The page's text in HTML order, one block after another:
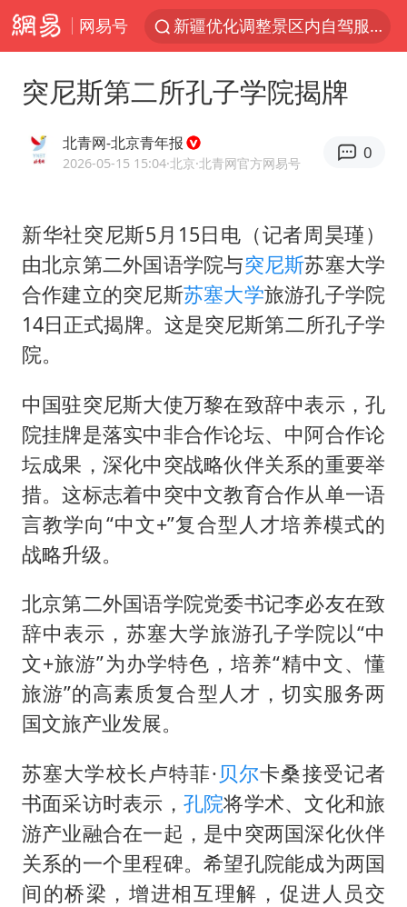
网易号
新疆优化调整景区内自驾服务费
黄金牛市回来了吗
沙巴土签协议 中东变天了吗
情侣平潭拍日出坠崖1死1伤
西湖突现狂风暴雨 游客瞬间被浇透
台当局重金为“台独”织“皇帝新衣”
白海豚将正面袭击贯穿浙江
《欢迎来龙餐馆》口碑
几元成本的AI广告导致千万市值蒸发
茅台部分直营店飞天茅台提价
酒店回应车内过夜被收150元
杭州全市有序停课
突尼斯第二所孔子学院揭牌
北青网-北京青年报
2026-05-15 15:04·北京·北青网官方网易号
0
新华社突尼斯5月15日电（记者周昊瑾）
由北京第二外国语学院与突尼斯苏塞大学
合作建立的突尼斯苏塞大学旅游孔子学院
14日正式揭牌。这是突尼斯第二所孔子学
院。
中国驻突尼斯大使万黎在致辞中表示，孔
院挂牌是落实中非合作论坛、中阿合作论
坛成果，深化中突战略伙伴关系的重要举
措。这标志着中突中文教育合作从单一语
言教学向“中文+”复合型人才培养模式的
战略升级。
北京第二外国语学院党委书记李必友在致
辞中表示，苏塞大学旅游孔子学院以“中
文+旅游”为办学特色，培养“精中文、懂
旅游”的高素质复合型人才，切实服务两
国文旅产业发展。
苏塞大学校长卢特菲· 贝尔卡桑接受记者
书面采访时表示， 孔院将学术、文化和旅
游产业融合在一起，是中突两国深化伙伴
关系的一个里程碑。希望孔院能成为两国
间的桥梁，增进相互理解，促进人员交